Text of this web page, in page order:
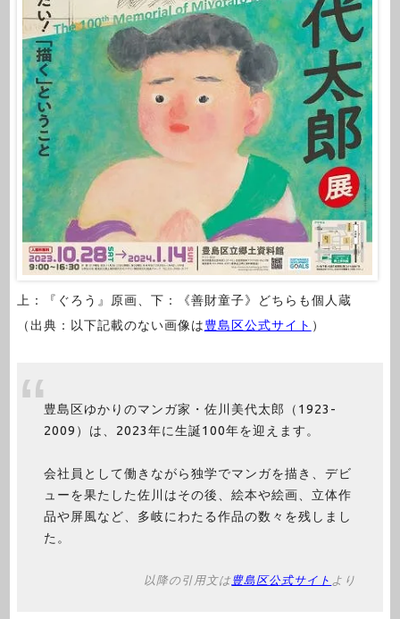
上：『ぐろう』原画、下：《善財童子》どちらも個人蔵
（出典：以下記載のない画像は豊島区公式サイト ）
豊島区ゆかりのマンガ家・佐川美代太郎（1923-
2009）は、2023年に生誕100年を迎えます。
会社員として働きながら独学でマンガを描き、デビ
ューを果たした佐川はその後、絵本や絵画、立体作
品や屏風など、多岐にわたる作品の数々を残しまし
た。
以降の引用文は 豊島区公式サイト より